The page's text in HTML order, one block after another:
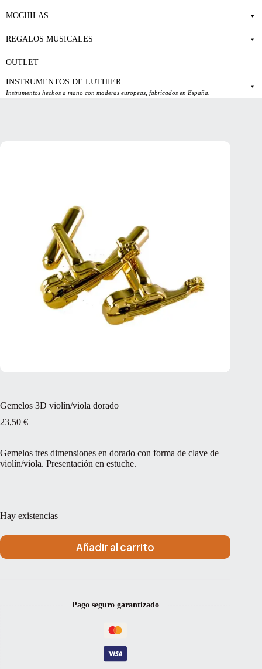
MOCHILAS
REGALOS MUSICALES
OUTLET
INSTRUMENTOS DE LUTHIER
Instrumentos hechos a mano con maderas europeas, fabricados en España.
Gemelos 3D violín/viola dorado
23,50 €
Gemelos tres dimensiones en dorado con forma de clave de
violín/viola. Presentación en estuche.
Hay existencias
Añadir al carrito
Pago seguro garantizado